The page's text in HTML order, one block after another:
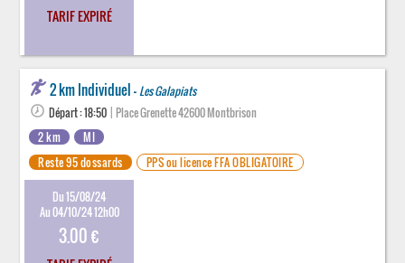
TARIF EXPIRÉ
2 km Individuel - Les Galapiats
Départ : 18:50 | Place Grenette 42600 Montbrison
2 km
MI
Reste 95 dossards
PPS ou licence FFA OBLIGATOIRE
Du 15/08/24
Au 04/10/24 12h00
3.00 €